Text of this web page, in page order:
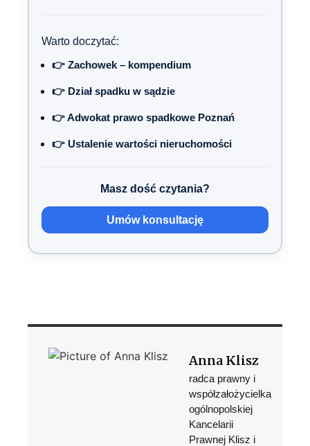
Warto doczytać:
👉 Zachowek – kompendium
👉 Dział spadku w sądzie
👉 Adwokat prawo spadkowe Poznań
👉 Ustalenie wartości nieruchomości
Masz dość czytania?
Umów konsultację
Anna Klisz
radca prawny i
współzałożycielka
ogólnopolskiej
Kancelarii
Prawnej Klisz i